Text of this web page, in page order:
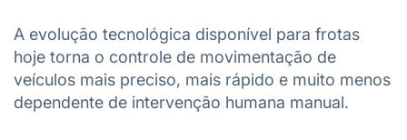
A evolução tecnológica disponível para frotas
hoje torna o controle de movimentação de
veículos mais preciso, mais rápido e muito menos
dependente de intervenção humana manual.